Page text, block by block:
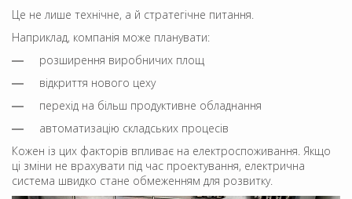
Це не лише технічне, а й стратегічне питання.
Наприклад, компанія може планувати:
розширення виробничих площ
відкриття нового цеху
перехід на більш продуктивне обладнання
автоматизацію складських процесів
Кожен із цих факторів впливає на електроспоживання. Якщо
ці зміни не врахувати під час проектування, електрична
система швидко стане обмеженням для розвитку.